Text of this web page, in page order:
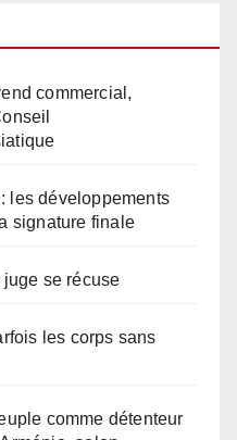
commercial,
les développements
signature finale
se récuse
les corps sans
comme détenteur